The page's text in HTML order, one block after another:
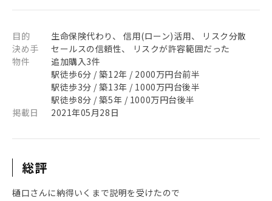
目的
生命保険代わり、 信用(ローン)活用、 リスク分散
決め手
セールスの信頼性、 リスクが許容範囲だった
物件
追加購入3件
駅徒歩6分 / 築12年 / 2000万円台前半
駅徒歩3分 / 築13年 / 1000万円台後半
駅徒歩8分 / 築5年 / 1000万円台後半
掲載日
2021年05月28日
総評
樋口さんに納得いくまで説明を受けたので